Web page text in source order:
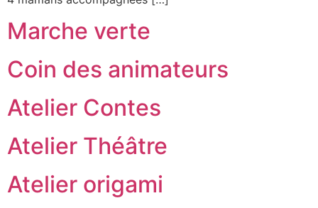
Marche verte
Coin des animateurs
Atelier Contes
Atelier Théâtre
Atelier origami